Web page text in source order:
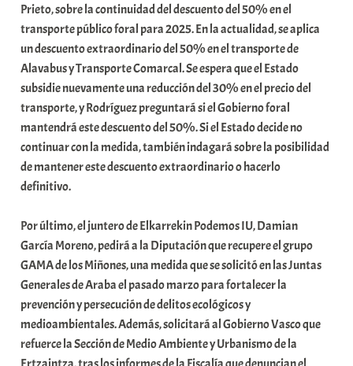
Prieto, sobre la continuidad del descuento del 50% en el
transporte público foral para 2025. En la actualidad, se aplica
un descuento extraordinario del 50% en el transporte de
Alavabus y Transporte Comarcal. Se espera que el Estado
subsidie nuevamente una reducción del 30% en el precio del
transporte, y Rodríguez preguntará si el Gobierno foral
mantendrá este descuento del 50%. Si el Estado decide no
continuar con la medida, también indagará sobre la posibilidad
de mantener este descuento extraordinario o hacerlo
definitivo.
Por último, el juntero de Elkarrekin Podemos IU, Damian
García Moreno, pedirá a la Diputación que recupere el grupo
GAMA de los Miñones, una medida que se solicitó en las Juntas
Generales de Araba el pasado marzo para fortalecer la
prevención y persecución de delitos ecológicos y
medioambientales. Además, solicitará al Gobierno Vasco que
refuerce la Sección de Medio Ambiente y Urbanismo de la